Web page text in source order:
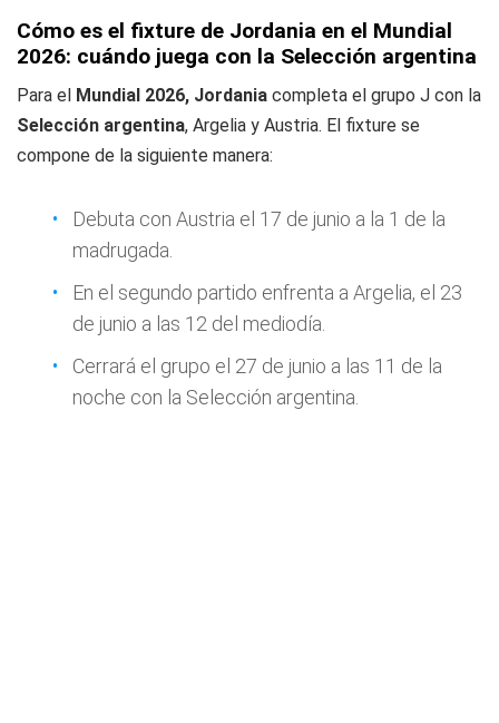
Cómo es el fixture de Jordania en el Mundial
2026: cuándo juega con la Selección argentina
Para el Mundial 2026, Jordania completa el grupo J con la
Selección argentina, Argelia y Austria. El fixture se
compone de la siguiente manera:
Debuta con Austria el 17 de junio a la 1 de la
madrugada.
En el segundo partido enfrenta a Argelia, el 23
de junio a las 12 del mediodía.
Cerrará el grupo el 27 de junio a las 11 de la
noche con la Selección argentina.